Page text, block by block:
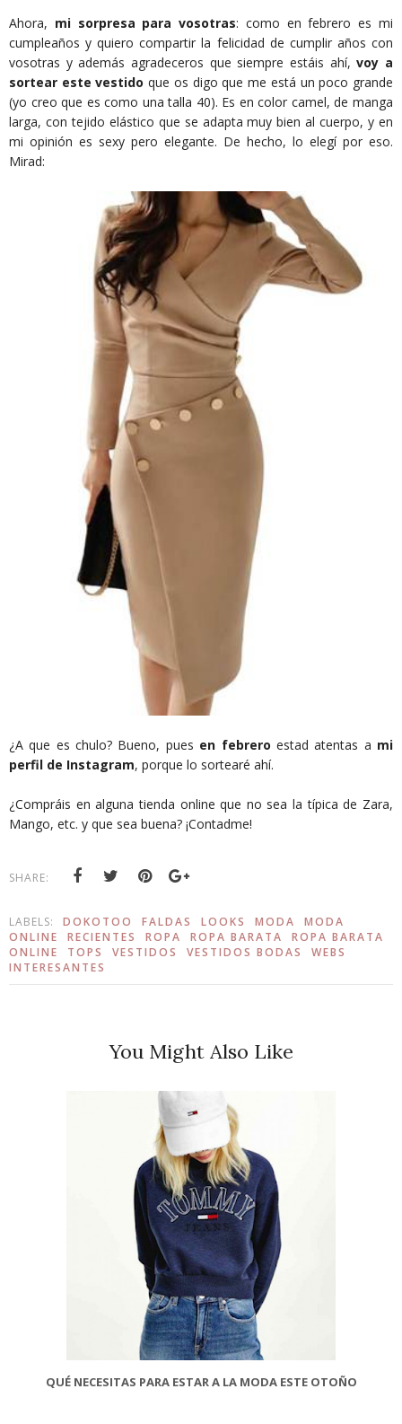
Ahora, mi sorpresa para vosotras: como en febrero es mi
cumpleaños y quiero compartir la felicidad de cumplir años con
vosotras y además agradeceros que siempre estáis ahí,voy a
sortear este vestido que os digo que me está un poco grande
(yo creo que es como una talla 40). Es en color camel, de manga
larga, con tejido elástico que se adapta muy bien al cuerpo, y en
mi opinión es sexy pero elegante. De hecho, lo elegí por eso.
Mirad:
¿A que es chulo? Bueno, pues en febrero estad atentas a mi
perfil de Instagram, porque lo sortearé ahí.
¿Compráis en alguna tienda online que no sea la típica de Zara,
Mango, etc. y que sea buena? ¡Contadme!
SHARE:
LABELS: DOKOTOO FALDAS LOOKS MODA
MODA
ONLINE
RECIENTES ROPA ROPA BARATA
ROPA BARATA
ONLINE
TOPS VESTIDOS VESTIDOS BODAS
WEBS
INTERESANTES
You Might Also Like
QUÉ NECESITAS PARA ESTAR A LA MODA ESTE OTOÑO